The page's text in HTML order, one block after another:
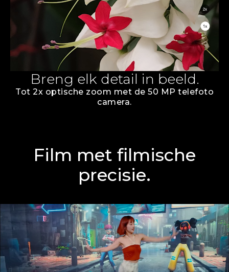
Breng elk detail in beeld.
Tot 2x optische zoom met de 50 MP telefoto
camera.
Film met filmische
precisie.